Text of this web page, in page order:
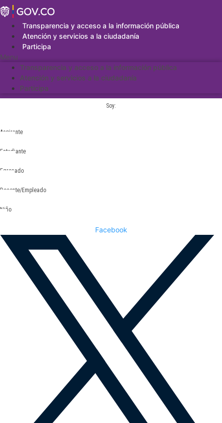
Saltar
al
contenidoTransparencia y acceso a la información pública
Atención y servicios a la ciudadanía
Participa
Menu
Transparencia y acceso a la información pública
Atención y servicios a la ciudadanía
Participa
Soy:
Aspirante
Estudiante
Egresado
Docente/Empleado
Niño
Facebook